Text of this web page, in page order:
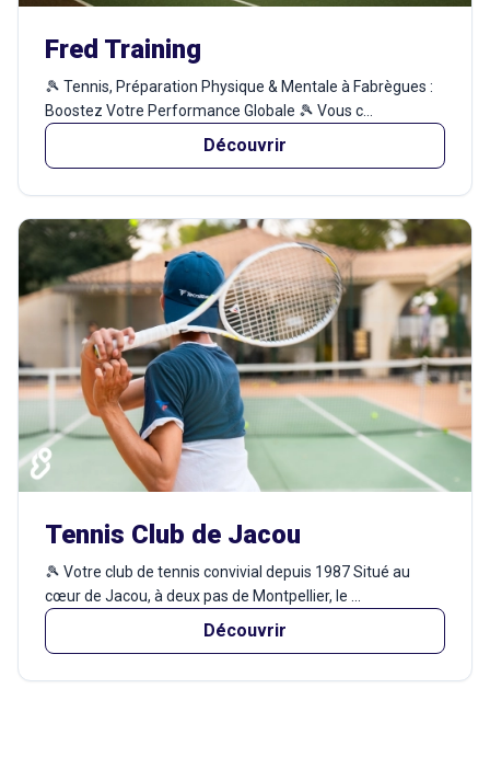
Fred Training
🎾 Tennis, Préparation Physique & Mentale à Fabrègues :
Boostez Votre Performance Globale 🎾 Vous c...
Découvrir
Tennis Club de Jacou
🎾 Votre club de tennis convivial depuis 1987 Situé au
cœur de Jacou, à deux pas de Montpellier, le ...
Découvrir